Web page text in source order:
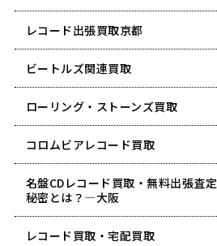
レコード出張買取京都
ビートルズ関連買取
ローリング・ストーンズ買取
コロムビアレコード買取
名盤CDレコード買取・無料出張査
秘密とは？―大阪
レコード買取・宅配買取